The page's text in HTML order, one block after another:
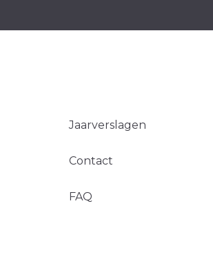
Jaarverslagen
Contact
FAQ